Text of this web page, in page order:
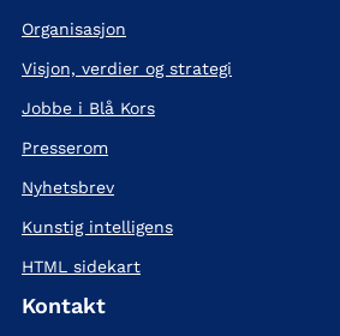
Organisasjon
Visjon, verdier og strategi
Jobbe i Blå Kors
Presserom
Nyhetsbrev
Kunstig intelligens
HTML sidekart
Kontakt